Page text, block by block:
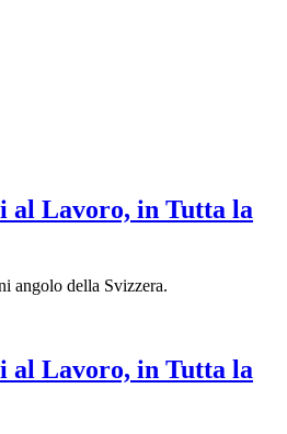
al Lavoro, in Tutta la
angolo della Svizzera.
al Lavoro, in Tutta la